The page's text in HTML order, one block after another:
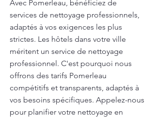
Avec Pomerleau, bénéficiez de
services de nettoyage professionnels,
adaptés à vos exigences les plus
strictes. Les hôtels dans votre ville
méritent un service de nettoyage
professionnel. C'est pourquoi nous
offrons des tarifs Pomerleau
compétitifs et transparents, adaptés à
vos besoins spécifiques. Appelez-nous
pour planifier votre nettoyage en